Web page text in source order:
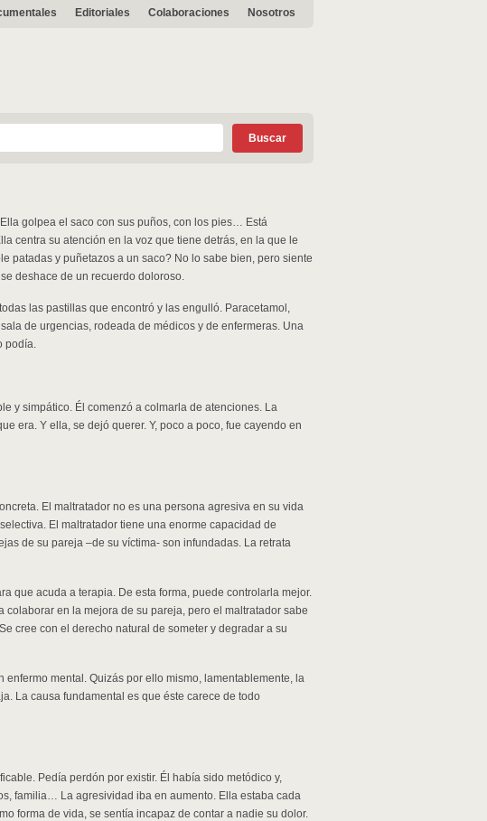
Editoriales Colaboraciones Nosotros
Ella golpea el saco con sus puños, con los pies… Está
centra su atención en la voz que tiene detrás, en la que le
patadas y puñetazos a un saco? No lo sabe bien, pero siente
deshace de un recuerdo doloroso.
las pastillas que encontró y las engulló. Paracetamol,
de urgencias, rodeada de médicos y de enfermeras. Una
podía.
y simpático. Él comenzó a colmarla de atenciones. La
era. Y ella, se dejó querer. Y, poco a poco, fue cayendo en
El maltratador no es una persona agresiva en su vida
El maltratador tiene una enorme capacidad de
de su pareja –de su víctima- son infundadas. La retrata
que acuda a terapia. De esta forma, puede controlarla mejor.
colaborar en la mejora de su pareja, pero el maltratador sabe
cree con el derecho natural de someter y degradar a su
enfermo mental. Quizás por ello mismo, lamentablemente, la
La causa fundamental es que éste carece de todo
Pedía perdón por existir. Él había sido metódico y,
familia… La agresividad iba en aumento. Ella estaba cada
forma de vida, se sentía incapaz de contar a nadie su dolor.